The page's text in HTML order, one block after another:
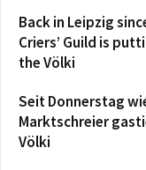
Back in Leipzig
Criers’ Guild is
the Völki
Seit Donnerstag
Marktschreier
Völki